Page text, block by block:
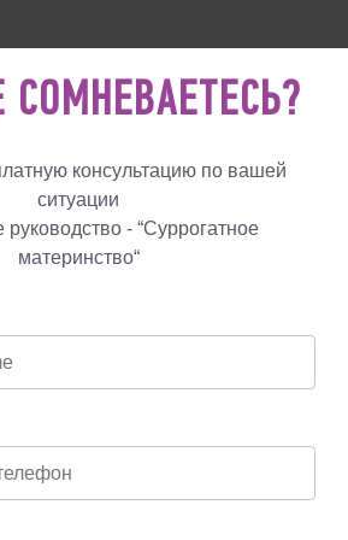
НАМ
Блог Программы
СУРРОГАТНОГО МАТЕРИНСТВА:
ДЛЯ
СОМНЕВАЕТЕСЬ?
консультацию по вашей
ситуации
руководство - “Суррогатное
материнство“